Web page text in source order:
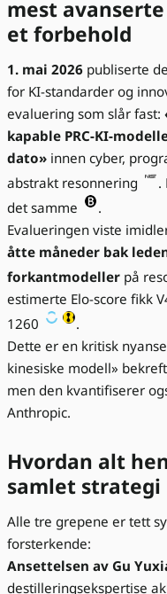
mest
et forbehold
1. mai 2026 publiserte
for KI-standarder og
evaluering som slår fast:
kapable PRC-KI-
dato» innen cyber,
abstrakt resonnering
.
det samme
.
Evalueringen viste
åtte måneder bak
forkantmodeller på
estimerte Elo-score fikk
1260
.
Dette er en kritisk
kinesiske modell»
men den kvantifiserer
Anthropic.
Hvordan alt
samlet strategi
Alle tre grepene er tett
forsterkende:
Ansettelsen av Gu
destilleringsekspertise